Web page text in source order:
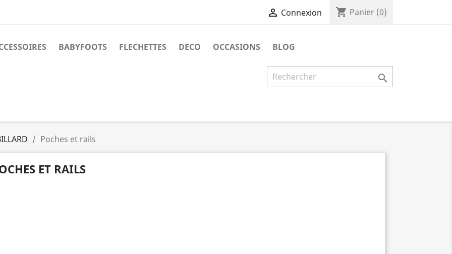
 Connexion shopping_cart Panier (0)
BABYFOOTS FLECHETTES DECO OCCASIONS BLOG

Poches et rails
ET RAILS